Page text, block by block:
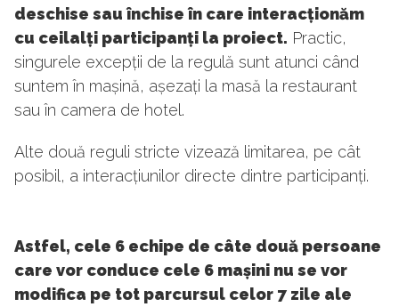
deschise sau închise în care interacționăm
cu ceilalți participanți la proiect. Practic,
singurele excepții de la regulă sunt atunci când
suntem în mașină, așezați la masă la restaurant
sau în camera de hotel.
Alte două reguli stricte vizează limitarea, pe cât
posibil, a interacțiunilor directe dintre participanți.
Astfel, cele 6 echipe de câte două persoane
care vor conduce cele 6 mașini nu se vor
modifica pe tot parcursul celor 7 zile ale